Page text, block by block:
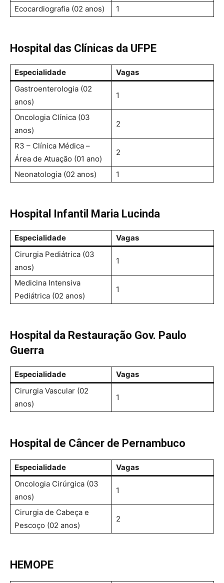
Ecocardiografia (02 anos) 1
Hospital das Clínicas da UFPE
Especialidade
Vagas
Gastroenterologia (02
anos)
1
Oncologia Clínica (03
anos)
2
R3 – Clínica Médica –
Área de Atuação (01 ano)
2
Neonatologia (02 anos) 1
Hospital Infantil Maria Lucinda
Especialidade
Vagas
Cirurgia Pediátrica (03
anos)
1
Medicina Intensiva
Pediátrica (02 anos)
1
Hospital da Restauração Gov. Paulo
Guerra
Especialidade
Vagas
Cirurgia Vascular (02
anos)
1
Hospital de Câncer de Pernambuco
Especialidade
Vagas
Oncologia Cirúrgica (03
anos)
1
Cirurgia de Cabeça e
Pescoço (02 anos)
2
HEMOPE